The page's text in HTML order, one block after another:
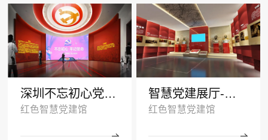
深圳不忘初心党建展厅
红色智慧党建馆
智慧党建展厅-塑造红色传承
红色智慧党建馆